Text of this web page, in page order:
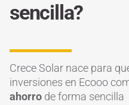
sencilla?
Crece Solar nace para
inversiones en Ecooo
ahorro de forma sencilla